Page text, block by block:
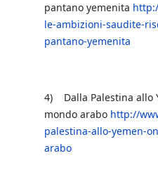
pantano yemenita
le-ambizioni-saudite-
pantano-yemenita
4) Dalla Palestina allo
mondo arabo http://
palestina-allo-yemen-
arabo